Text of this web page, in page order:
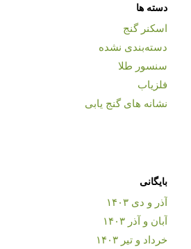
دسته ها
اسکنر گنج
دسته‌بندی نشده
سنسور طلا
فلزیاب
نشانه های گنج یابی
بایگانی
آذر و دی ۱۴۰۳
آبان و آذر ۱۴۰۳
خرداد و تیر ۱۴۰۳